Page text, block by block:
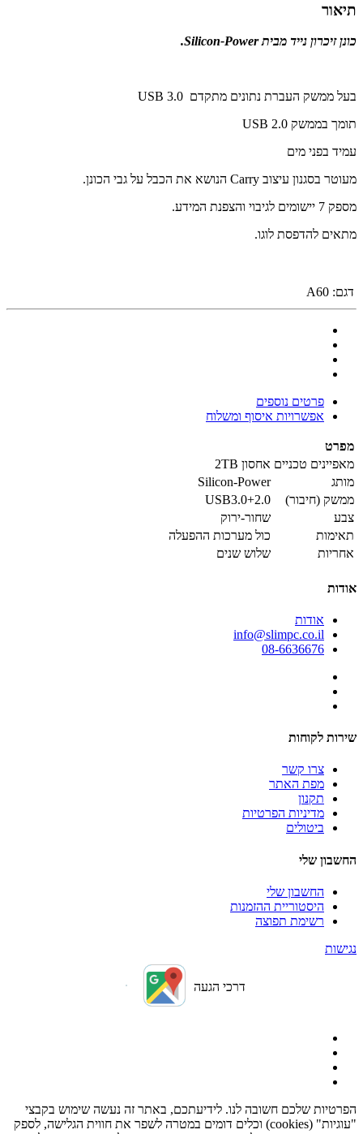
תיאור
כונן זיכרון נייד מבית Silicon-Power.
בעל ממשק העברת נתונים מתקדם USB 3.0
תומך בממשק USB 2.0
עמיד בפני מים
מעוטר בסגנון עיצוב Carry הנושא את הכבל על גבי הכונן.
מספק 7 יישומים לגיבוי והצפנת המידע.
מתאים להדפסת לוגו.
דגם: A60
פרטים נוספים
אפשרויות איסוף ומשלוח
מפרט
מאפיינים טכניים אחסון 2TB
מותג
Silicon-Power
ממשק (חיבור)
USB3.0+2.0
צבע
שחור-ירוק
תאימות
כול מערכות ההפעלה
אחריות
שלוש שנים
אודות
אודות
info@slimpc.co.il
08-6636676
שירות לקוחות
צרו קשר
מפת האתר
תקנון
מדיניות הפרטיות
ביטולים
החשבון שלי
החשבון שלי
היסטוריית ההזמנות
רשימת תפוצה
נגישות
דרכי הגעה
הפרטיות שלכם חשובה לנו. לידיעתכם, באתר זה נעשה שימוש בקבצי
"עוגיות" (cookies) וכלים דומים במטרה לשפר את חווית הגלישה, לספק